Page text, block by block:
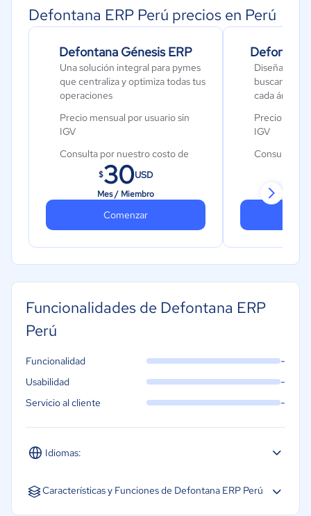
Defontana ERP Perú precios en Perú
Defontana Génesis ERP
Una solución integral para pymes
que centraliza y optimiza todas tus
operaciones
Precio mensual por usuario sin
IGV
Consulta por nuestro costo de
implementación
$30USD
Mes / Miembro
Comenzar
Diseñado
buscan
cada área
Precio
IGV
Consulta
Funcionalidades de Defontana ERP
Perú
Idiomas:
Español
Funcionalidad -
Usabilidad -
Servicio al cliente -
Características y Funciones de Defontana ERP Perú